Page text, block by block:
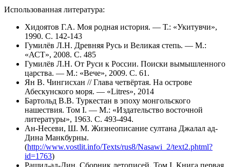
Использованная литература:
Хидоятов Г.А. Моя родная история. — Т.: «Укитувчи»,
1990. С. 142-143
Гумилёв Л.Н. Древняя Русь и Великая степь. — М.:
«АСТ», 2008. С. 485
Гумилёв Л.Н. От Руси к России. Поиски вымышленного
царства. — М.: «Вече», 2009. С. 61.
Ян В. Чингисхан // Глава четвёртая. На острове
Абескунского моря. — «Litres», 2014
Бартольд В.В. Туркестан в эпоху монгольского
нашествия. Том I. — М.: «Издательство восточной
литературы», 1963. С. 493-494.
Ан-Несеви, Ш. М. Жизнеописание султана Джалал ад-
Дина Манкбурны.
(http://www.vostlit.info/Texts/rus8/Nasawi_2/text2.phtml?
id=1763)
Рашид-ад-Дин. Сборник летописей. Том I. Книга первая